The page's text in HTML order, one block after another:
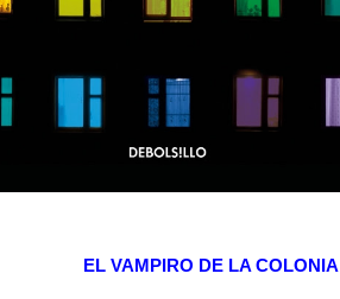
EL VAMPIRO DE LA